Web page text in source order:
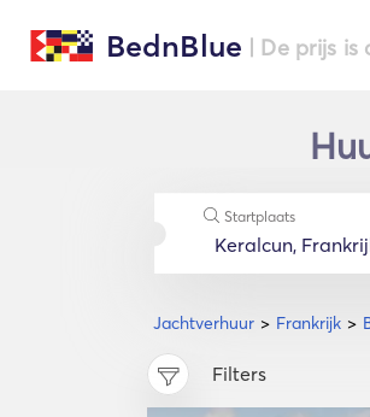
BednBlue | De prijs
Jachtverhuur Frankrijk
Startplaats
Filters